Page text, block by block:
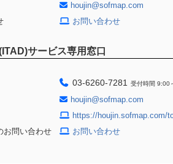
houjin@sofmap.com
お問い合わせ
サービス専用窓口
03-6260-7281 受付時間 9:00
houjin@sofmap.com
https://houjin.sofmap.com/
お問い合わせ
お問い合わせ